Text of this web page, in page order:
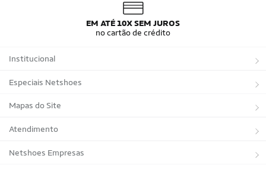
EM ATÉ 10X SEM JUROS
no cartão de crédito
Institucional
Sobre a Netshoes
Política de Privacidade
Programa de Afiliados
Regulamentos
Especiais Netshoes
Suplementos
Corrida
Bicicletas
Mapas do Site
Marcas
Tipos de Produtos
Atendimento
Trocas e devoluções
Netshoes Empresas